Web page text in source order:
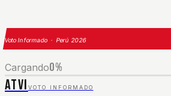
Voto Informado · Perú 2026
Cargando0%
ATVI VOTO INFORMADO